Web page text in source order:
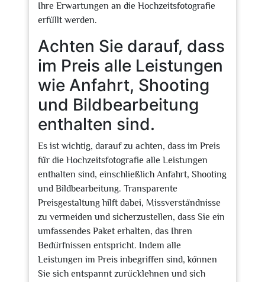
Ihre Erwartungen an die Hochzeitsfotografie
erfüllt werden.
Achten Sie darauf, dass
im Preis alle Leistungen
wie Anfahrt, Shooting
und Bildbearbeitung
enthalten sind.
Es ist wichtig, darauf zu achten, dass im Preis
für die Hochzeitsfotografie alle Leistungen
enthalten sind, einschließlich Anfahrt, Shooting
und Bildbearbeitung. Transparente
Preisgestaltung hilft dabei, Missverständnisse
zu vermeiden und sicherzustellen, dass Sie ein
umfassendes Paket erhalten, das Ihren
Bedürfnissen entspricht. Indem alle
Leistungen im Preis inbegriffen sind, können
Sie sich entspannt zurücklehnen und sich